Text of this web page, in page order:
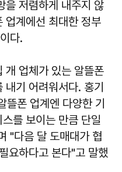
저렴하게 내주지 않
업계에선 최대한 정부
다.
개 업체가 있는 알뜰폰
기 어려워서다. 홍기
뜰폰 업계엔 다양한 기
를 보이는 만큼 단일
"다음 달 도매대가 협
요하다고 본다"고 말했